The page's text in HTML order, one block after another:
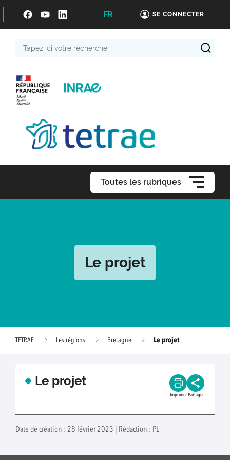
FR SE CONNECTER
Toutes les rubriques
Le projet
TETRAE Les régions Bretagne Le projet
Le projet
Imprimer Partager
Date de création : 28 février 2023 | Rédaction : PL